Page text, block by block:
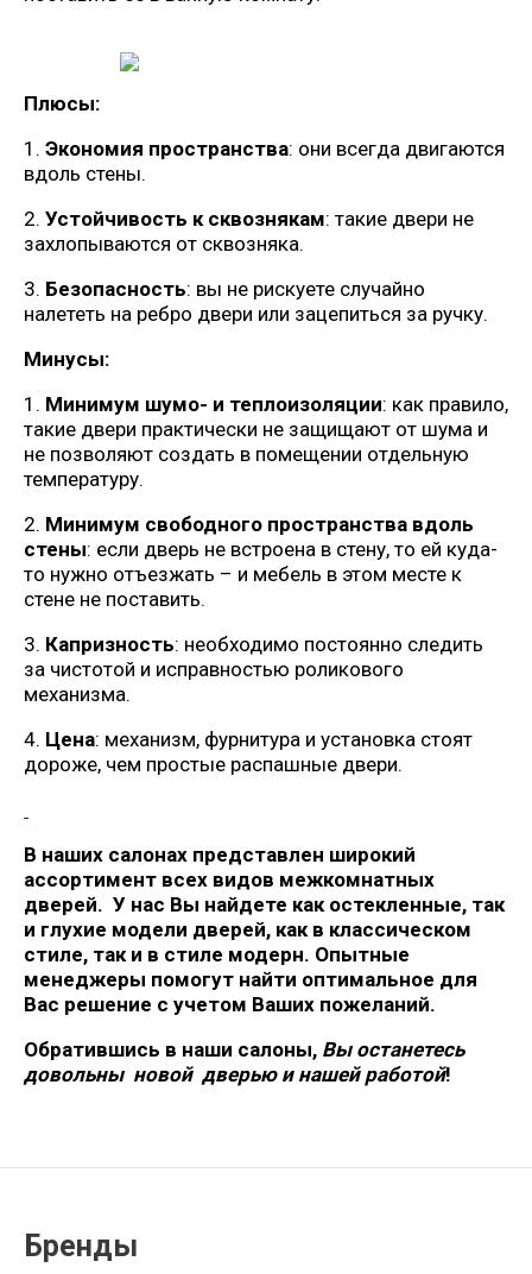
Плюсы:
1. Экономия пространства: они всегда двигаются
вдоль стены.
2. Устойчивость к сквознякам: такие двери не
захлопываются от сквозняка.
3. Безопасность: вы не рискуете случайно
налететь на ребро двери или зацепиться за ручку.
Минусы:
1. Минимум шумо- и теплоизоляции: как правило,
такие двери практически не защищают от шума и
не позволяют создать в помещении отдельную
температуру.
2. Минимум свободного пространства вдоль
стены: если дверь не встроена в стену, то ей куда-
то нужно отъезжать – и мебель в этом месте к
стене не поставить.
3. Капризность: необходимо постоянно следить
за чистотой и исправностью роликового
механизма.
4. Цена: механизм, фурнитура и установка стоят
дороже, чем простые распашные двери.
В наших салонах представлен широкий
ассортимент всех видов межкомнатных
дверей. У нас Вы найдете как остекленные, так
и глухие модели дверей, как в классическом
стиле, так и в стиле модерн. Опытные
менеджеры помогут найти оптимальное для
Вас решение с учетом Ваших пожеланий.
Обратившись в наши салоны, Вы останетесь
довольны новой дверью и нашей работой!
Бренды